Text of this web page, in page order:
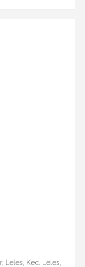
Leles, Kec. Leles,